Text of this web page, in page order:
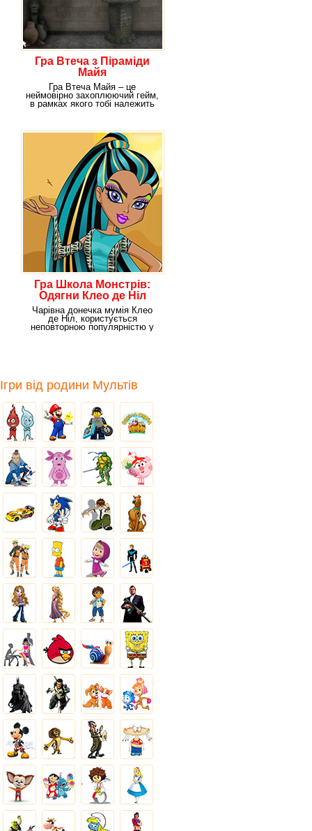
Гра Втеча з Піраміди
Майя
Гра Втеча Майя – це
неймовірно захоплюючий гейм,
в рамках якого тобі належить
Гра Школа Монстрів:
Одягни Клео де Ніл
Чарівна донечка мумія Клео
де Ніл, користується
неповторною популярністю у
Ігри від родини Мультів